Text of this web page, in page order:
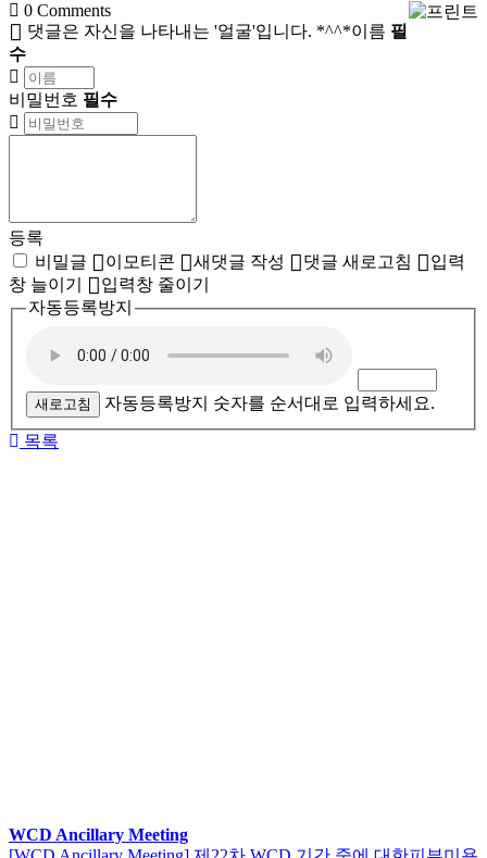
0 Comments
댓글은 자신을 나타내는 '얼굴'입니다. *^^*이름 필
수
비밀번호 필수
등록
비밀글
이모티콘 새댓글 작성 댓글 새로고침
입력
창 늘이기
입력창 줄이기
자동등록방지
새로고침 자동등록방지 숫자를 순서대로 입력하세요.
목록
WCD Ancillary Meeting